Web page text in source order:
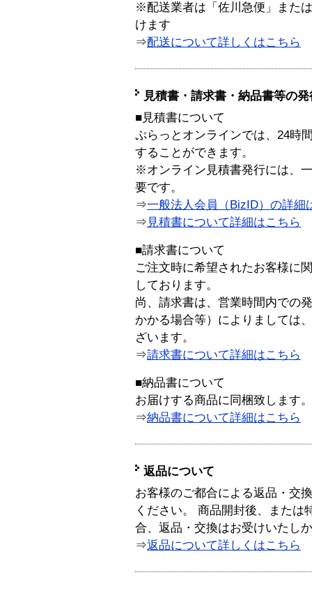
※配送業者は「佐川急便」また
けます
⇒配送について詳しくはこちら
見積書・請求書・納品書等の
■見積書について
ぷらっとオンラインでは、24時
することができます。
※オンライン見積書発行には、
要です。
⇒一般法人会員（BizID）の詳細
⇒ 見積書について詳細はこちら
■請求書について
ご注文時に希望されたお客様に
しております。
尚、請求書は、営業時間内での
かかる場合等）によりましては
ざいます。
⇒請求書について詳細はこちら
■納品書について
お届けする商品に同梱致します。
⇒納品書について詳細はこちら
返品について
お客様のご都合による返品・交
ください。 商品開封後、または
合、返品・交換はお受けいたし
⇒返品について詳しくはこちら